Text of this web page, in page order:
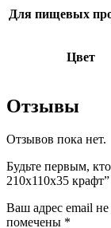
Для пищевых
Цвет
Отзывы
Отзывов пока нет.
Будьте первым,
210х110х35 крафт”
Ваш адрес email не
помечены *